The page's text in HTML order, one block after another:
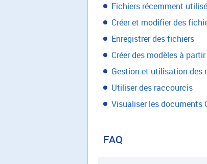
Fichiers récemment
Créer et modifier des
Enregistrer des fichiers
Créer des modèles à
Gestion et utilisation des
Utiliser des raccourcis
Visualiser les documents
FAQ